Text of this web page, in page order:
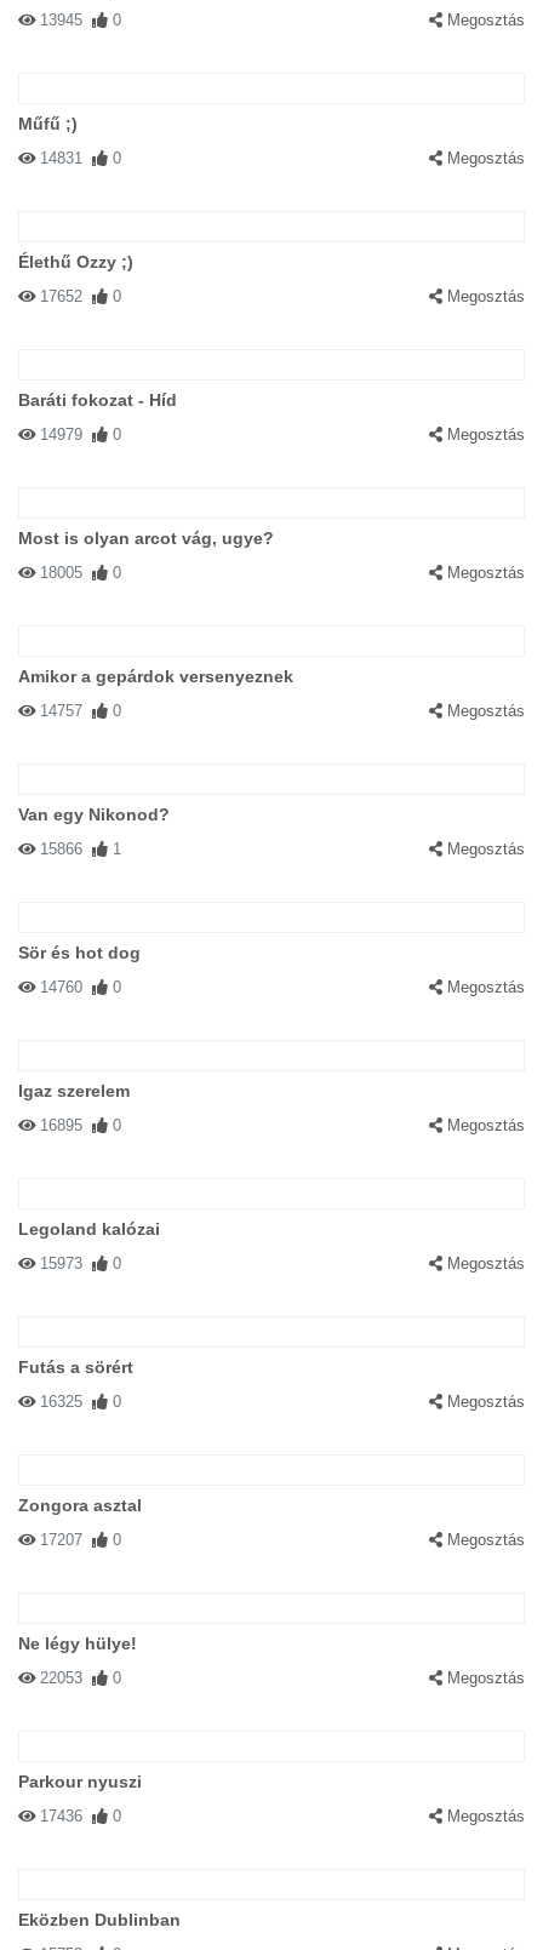
13945 0 Megosztás
Műfű ;)
14831 0 Megosztás
Élethű Ozzy ;)
17652 0 Megosztás
Baráti fokozat - Híd
14979 0 Megosztás
Most is olyan arcot vág, ugye?
18005 0 Megosztás
Amikor a gepárdok versenyeznek
14757 0 Megosztás
Van egy Nikonod?
15866 1 Megosztás
Sör és hot dog
14760 0 Megosztás
Igaz szerelem
16895 0 Megosztás
Legoland kalózai
15973 0 Megosztás
Futás a sörért
16325 0 Megosztás
Zongora asztal
17207 0 Megosztás
Ne légy hülye!
22053 0 Megosztás
Parkour nyuszi
17436 0 Megosztás
Eközben Dublinban